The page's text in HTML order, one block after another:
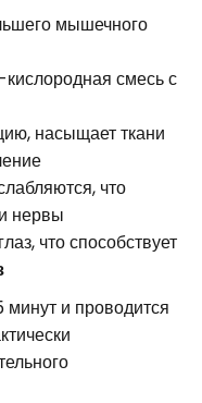
мышечного
кислородная смесь с
насыщает ткани
что
нервы
что способствует
минут и проводится